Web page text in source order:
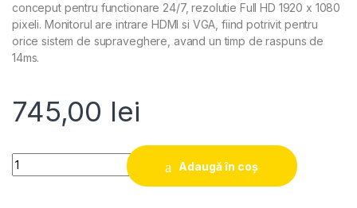
conceput pentru functionare 24/7, rezolutie Full HD 1920 x 1080
pixeli. Monitorul are intrare HDMI si VGA, fiind potrivit pentru
orice sistem de supraveghere, avand un timp de raspuns de
14ms.
745,00 lei
Quantity
Adaugă în coș